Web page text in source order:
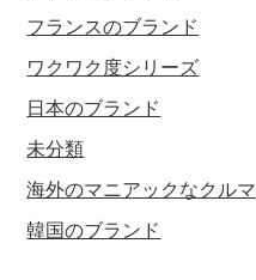
フランスのブランド
ワクワク度シリーズ
日本のブランド
未分類
海外のマニアックなクルマ
韓国のブランド